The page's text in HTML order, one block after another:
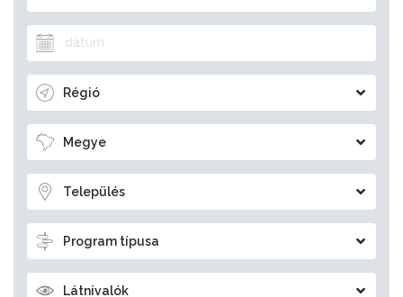
Régió
Megye
Település
Program típusa
Látnivalók